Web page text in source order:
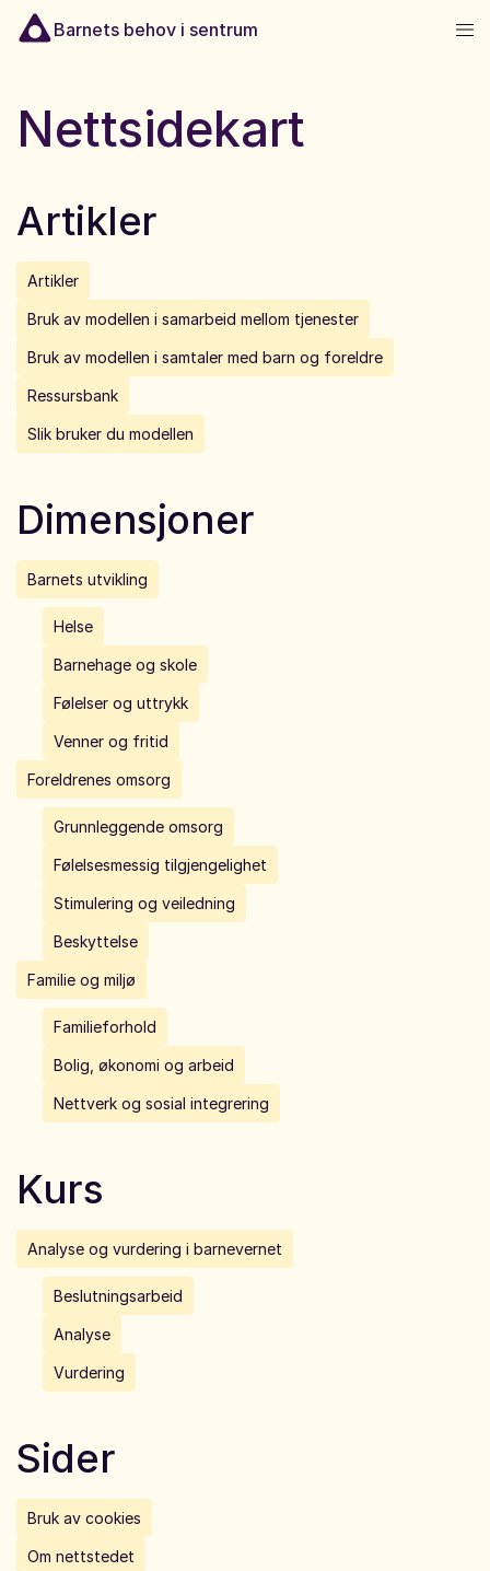
Hopp til innhold
Barnets behov i sentrum
Nettsidekart
Artikler
Artikler
Bruk av modellen i samarbeid mellom tjenester
Bruk av modellen i samtaler med barn og foreldre
Ressursbank
Slik bruker du modellen
Dimensjoner
Barnets utvikling
Helse
Barnehage og skole
Følelser og uttrykk
Venner og fritid
Foreldrenes omsorg
Grunnleggende omsorg
Følelsesmessig tilgjengelighet
Stimulering og veiledning
Beskyttelse
Familie og miljø
Familieforhold
Bolig, økonomi og arbeid
Nettverk og sosial integrering
Kurs
Analyse og vurdering i barnevernet
Beslutningsarbeid
Analyse
Vurdering
Sider
Bruk av cookies
Om nettstedet